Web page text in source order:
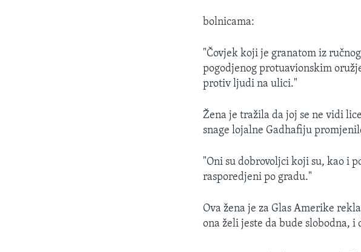
bolnicama:
"Čovjek koji je granatom iz
pogodjenog protuavionskim
protiv ljudi na ulici."
Žena je tražila da joj se ne vidi
snage lojalne Gadhafiju
"Oni su dobrovoljci koji su, kao i
rasporedjeni po gradu."
Ova žena je za Glas Amerike
ona želi jeste da bude slobodna,